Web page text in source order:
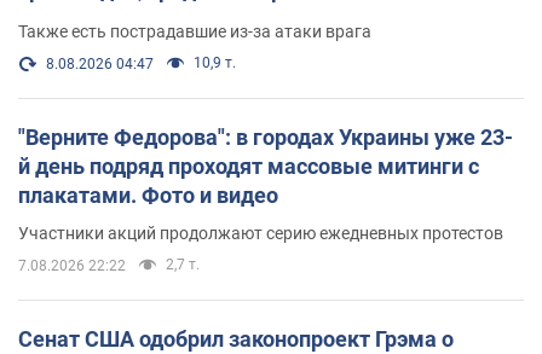
Также есть пострадавшие из-за атаки врага
8.08.2026 04:47 10,9 т.
"Верните Федорова": в городах Украины уже 23-
й день подряд проходят массовые митинги с
плакатами. Фото и видео
Участники акций продолжают серию ежедневных протестов
7.08.2026 22:22 2,7 т.
Сенат США одобрил законопроект Грэма о